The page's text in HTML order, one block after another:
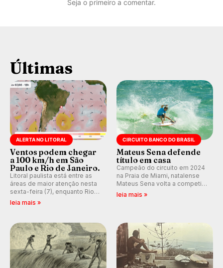
Seja o primeiro a comentar.
Últimas
ALERTA NO LITORAL
Ventos podem chegar
a 100 km/h em São
Paulo e Rio de Janeiro.
Litoral paulista está entre as
áreas de maior atenção nesta
sexta-feira (7), enquanto Rio
de Janeiro também recebe
km/h em Itanhaém.
leia mais »
CIRCUITO BANCO DO BRASIL
Mateus Sena defende
título em casa
Campeão do circuito em 2024
na Praia de Miami, natalense
Mateus Sena volta a competir
em casa em busca de manter a
leia mais »